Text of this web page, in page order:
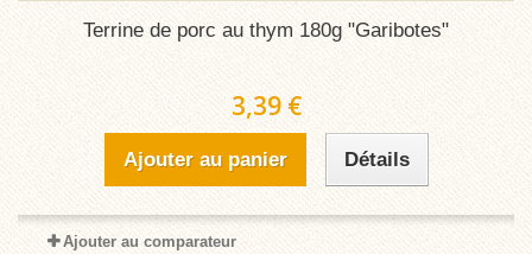
Terrine de porc au thym 180g "Garibotes"
3,39 €
Ajouter au panier Détails
Ajouter au comparateur